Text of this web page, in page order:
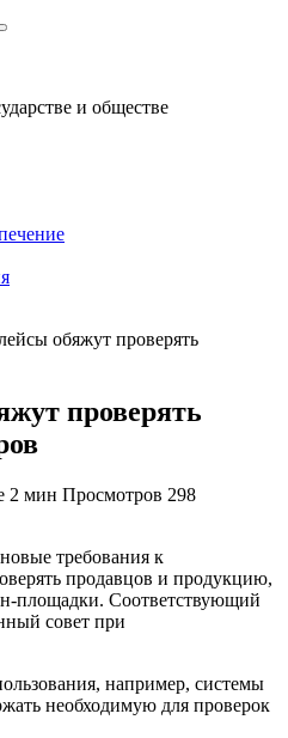
и обществе
обяжут проверять
проверять
2 мин Просмотров 298
требования к
продавцов и продукцию,
площадки. Соответствующий
совет при
например, системы
необходимую для проверок